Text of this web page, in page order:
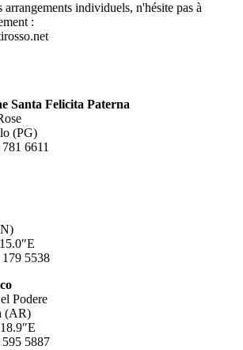
arrangements individuels, n'hésite pas à
:
Santa Felicita Paterna
(PG)
6611
5538
Podere
(AR)
5887